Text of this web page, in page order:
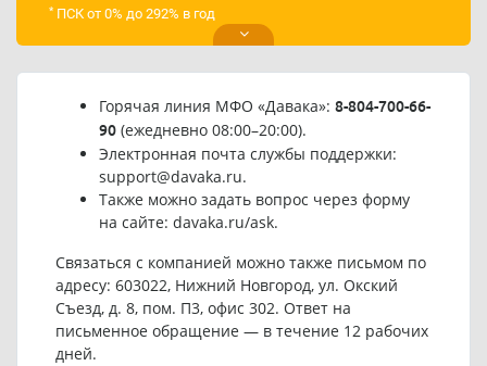
*ПСК от 0% до 292% в год
Горячая линия МФО «Давака»: 8-804-700-66-
90 (ежедневно 08:00–20:00).
Электронная почта службы поддержки:
support@davaka.ru.
Также можно задать вопрос через форму
на сайте: davaka.ru/ask.
Связаться с компанией можно также письмом по
адресу: 603022, Нижний Новгород, ул. Окский
Съезд, д. 8, пом. П3, офис 302. Ответ на
письменное обращение — в течение 12 рабочих
дней.